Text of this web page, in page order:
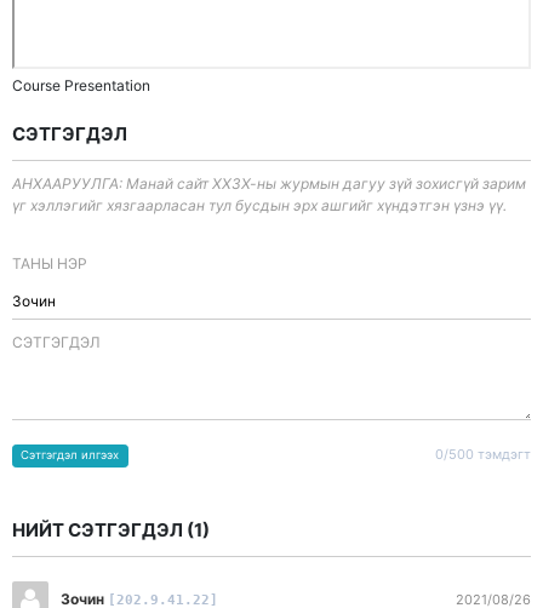
Course Presentation
СЭТГЭГДЭЛ
АНХААРУУЛГА: Манай сайт ХХЗХ-ны журмын дагуу зүй зохисгүй зарим
үг хэллэгийг хязгаарласан тул бусдын эрх ашгийг хүндэтгэн үзнэ үү.
ТАНЫ НЭР
CЭТГЭГДЭЛ
0/500 тэмдэгт
Сэтгэгдэл илгээх
НИЙТ СЭТГЭГДЭЛ (1)
Зочин [202.9.41.22] 2021/08/26